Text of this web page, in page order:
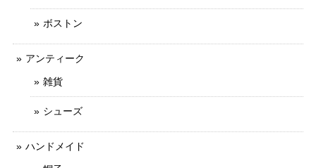
ボストン
アンティーク
雑貨
シューズ
ハンドメイド